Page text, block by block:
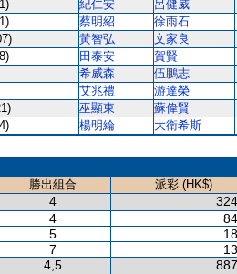
紀仁安 呂健威
蔡明紹 徐雨石
黃智弘 文家良
田泰安 賀賢
希威森 伍鵬志
艾兆禮 游達榮
巫顯東 蘇偉賢
楊明綸
大衛希斯
勝出組合
派彩 (HK$)
4
4
5
7
4,5